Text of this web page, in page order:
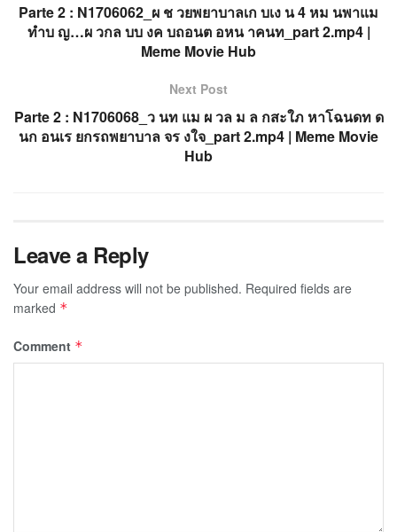
Parte 2 : N1706062_ผ ช วยพยาบาลเก บเง น 4 หม นพาแม
ทำบ ญ…ผ วกล บบ งค บถอนต อหน าคนท_part 2.mp4 |
Meme Movie Hub
Next Post
Parte 2 : N1706068_ว นท แม ผ วล ม ล กสะใภ หาโฉนดท ด
นก อนเร ยกรถพยาบาล จร งใจ_part 2.mp4 | Meme Movie
Hub
Leave a Reply
Your email address will not be published. Required fields are
marked *
Comment *